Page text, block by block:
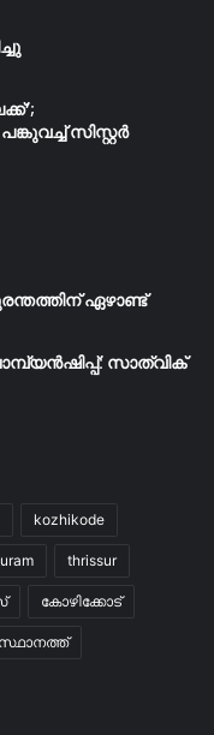
സിസ്റ്റർ
ഏഴാണ്ട്
സാത്വിക്
kozhikode
thrissur
കോഴിക്കോട്